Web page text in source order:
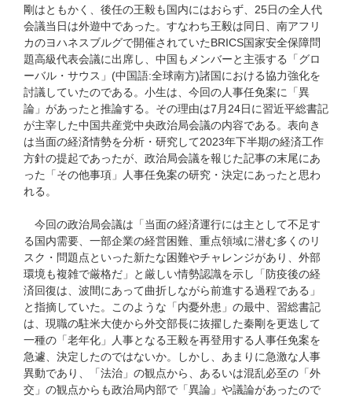
剛はともかく、後任の王毅も国内にはおらず、25日の全人代
会議当日は外遊中であった。すなわち王毅は同日、南アフリ
カのヨハネスブルグで開催されていたBRICS国家安全保障問
題高級代表会議に出席し、中国もメンバーと主張する「グロ
ーバル・サウス」(中国語:全球南方)諸国における協力強化を
討議していたのである。小生は、今回の人事任免案に「異
論」があったと推論する。その理由は7月24日に習近平総書記
が主宰した中国共産党中央政治局会議の内容である。表向き
は当面の経済情勢を分析・研究して2023年下半期の経済工作
方針の提起であったが、政治局会議を報じた記事の末尾にあ
った「その他事項」人事任免案の研究・決定にあったと思わ
れる。
今回の政治局会議は「当面の経済運行には主として不足す
る国内需要、一部企業の経営困難、重点領域に潜む多くのリ
スク・問題点といった新たな困難やチャレンジがあり、外部
環境も複雑で厳格だ」と厳しい情勢認識を示し「防疫後の経
済回復は、波間にあって曲折しながら前進する過程である」
と指摘していた。このような「内憂外患」の最中、習総書記
は、現職の駐米大使から外交部長に抜擢した秦剛を更迭して
一種の「老年化」人事となる王毅を再登用する人事任免案を
急遽、決定したのではないか。しかし、あまりに急激な人事
異動であり、「法治」の観点から、あるいは混乱必至の「外
交」の観点からも政治局内部で「異論」や議論があったので